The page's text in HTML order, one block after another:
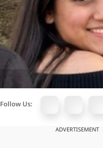
Follow Us:
ADVERTISEMENT